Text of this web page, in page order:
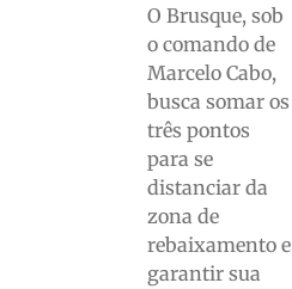
O Brusque, sob
o comando de
Marcelo Cabo,
busca somar os
três pontos
para se
distanciar da
zona de
rebaixamento e
garantir sua